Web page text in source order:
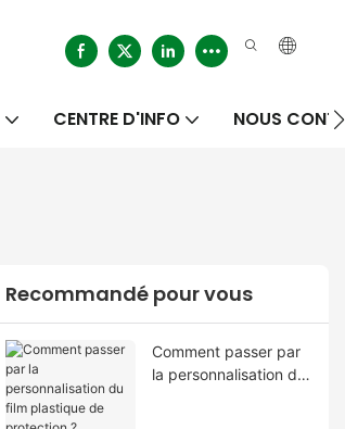
CENTRE D'INFO NOUS
Recommandé pour vous
Comment passer par
la personnalisation du